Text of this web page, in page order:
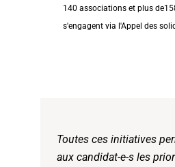
140 associations et plus
s'engagent via l'Appel des
Toutes ces initiatives
aux candidat-e-s les